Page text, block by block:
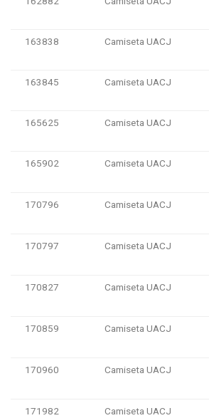
163838 Camiseta UACJ
163845 Camiseta UACJ
165625 Camiseta UACJ
165902 Camiseta UACJ
170796 Camiseta UACJ
170797 Camiseta UACJ
170827 Camiseta UACJ
170859 Camiseta UACJ
170960 Camiseta UACJ
171982 Camiseta UACJ